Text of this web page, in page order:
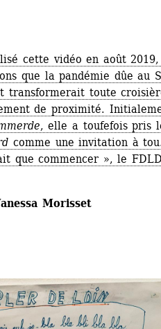
cette vidéo en août 2019,
que la pandémie dûe au
transformerait toute
de proximité.
, elle a toufefois pris
comme une invitation à
que commencer », le
Morisset